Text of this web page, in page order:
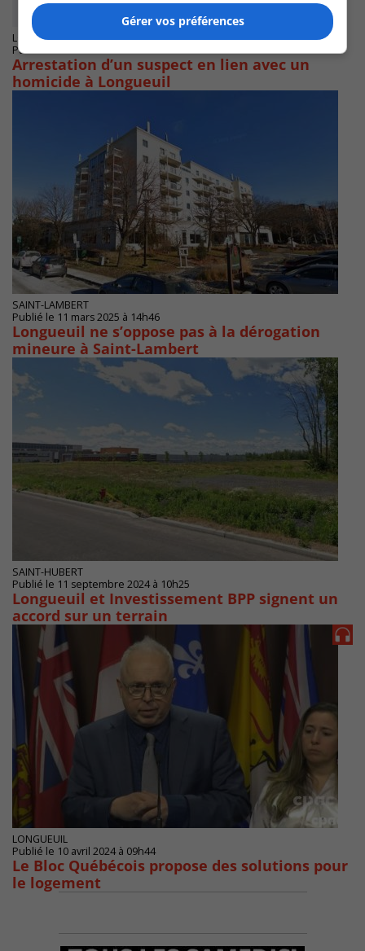
LONGUEUIL
Publié le 27 mars 2025 à 16h20
Arrestation d’un suspect en lien avec un
homicide à Longueuil
SAINT-LAMBERT
Publié le 11 mars 2025 à 14h46
Longueuil ne s’oppose pas à la dérogation
mineure à Saint-Lambert
SAINT-HUBERT
Publié le 11 septembre 2024 à 10h25
Longueuil et Investissement BPP signent un
accord sur un terrain
LONGUEUIL
Publié le 10 avril 2024 à 09h44
Le Bloc Québécois propose des solutions pour
le logement
Gérer vos préférences